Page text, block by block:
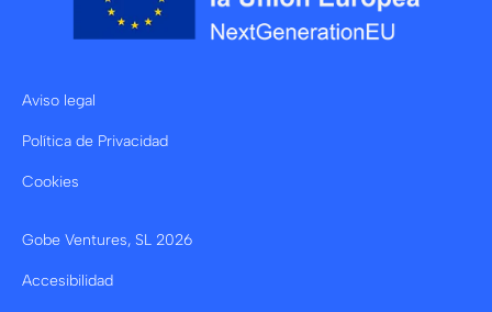
Gobe Ventures, SL 2026
Aviso legal
Política de Privacidad
Cookies
Accesibilidad